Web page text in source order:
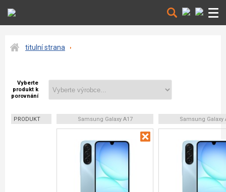
titulní strana
Vyberte
produkt k
porovnání
PRODUKT Samsung Galaxy A17 Samsung Galaxy